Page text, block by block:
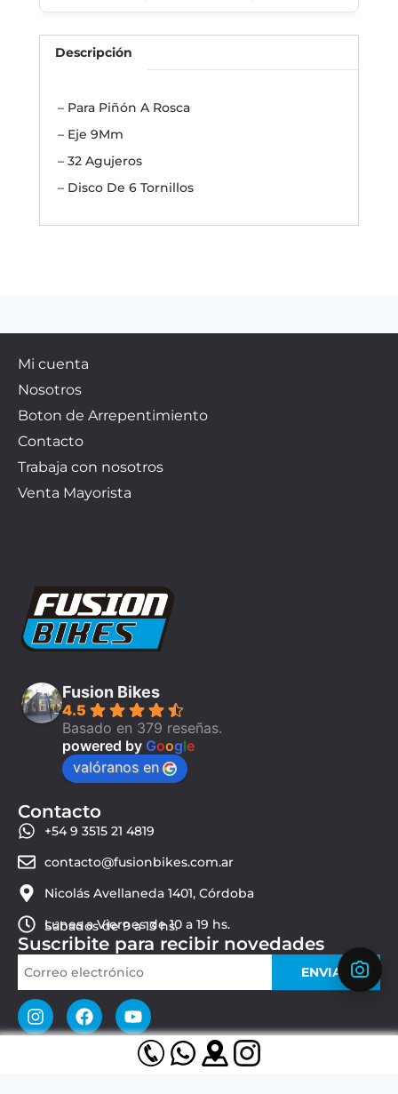
Descripción
– Para Piñón A Rosca
– Eje 9Mm
– 32 Agujeros
– Disco De 6 Tornillos
Mi cuenta
Nosotros
Boton de Arrepentimiento
Contacto
Trabaja con nosotros
Venta Mayorista
Fusion Bikes
4.5
Basado en 379 reseñas.
powered by Google
valóranos en
Contacto
+54 9 3515 21 4819
contacto@fusionbikes.com.ar
Nicolás Avellaneda 1401, Córdoba
Lunes a Viernes de 10 a 19 hs.
Sábados de 9 a 13 hs.
Suscribite para recibir novedades
ENVIAR
© 2026 Fusion Bikes